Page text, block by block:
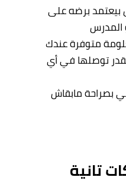
بيعتمد برضه على
المدرس
متوفرة عندك
توصلها في أي
بصراحة مابقاش
تانية